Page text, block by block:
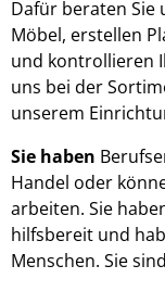
Dafür beraten Sie
Möbel, erstellen
und kontrollieren
uns bei der
unserem
Sie haben
Handel oder
arbeiten. Sie
hilfsbereit und
Menschen. Sie